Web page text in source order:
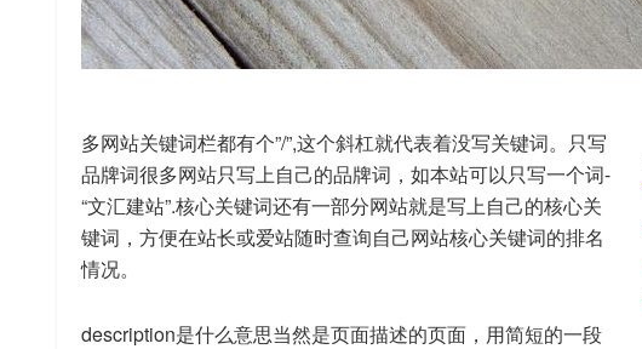
多网站关键词栏都有个”/”,这个斜杠就代表着没写关键词。只写
品牌词很多网站只写上自己的品牌词，如本站可以只写一个词-
“文汇建站”.核心关键词还有一部分网站就是写上自己的核心关
键词，方便在站长或爱站随时查询自己网站核心关键词的排名
情况。
description是什么意思当然是页面描述的页面，用简短的一段